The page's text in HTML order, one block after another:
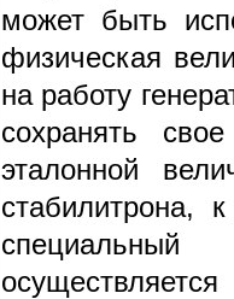
может быть
физическая
на работу
сохранять
эталонной
стабилитрона,
специальный